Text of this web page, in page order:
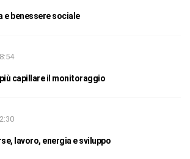
e benessere sociale
capillare il monitoraggio
lavoro, energia e sviluppo